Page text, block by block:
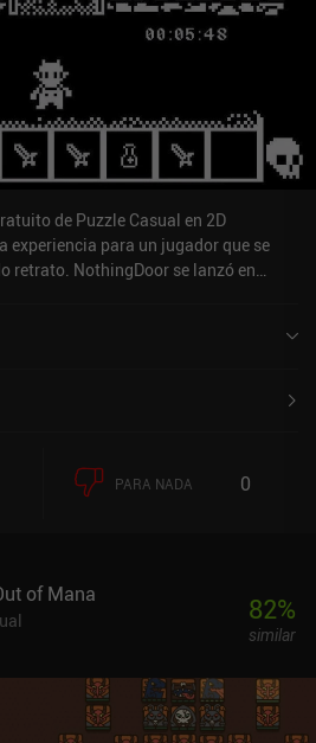
de Puzzle Casual en 2D
experiencia para un jugador que se
retrato. NothingDoor se lanzó en
PARA NADA 0
of Mana 82%
similar